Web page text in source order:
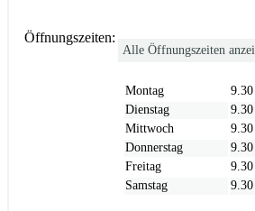
Öffnungszeiten:
Alle Öffnungszeiten
Montag
Dienstag
Mittwoch
Donnerstag
Freitag
Samstag